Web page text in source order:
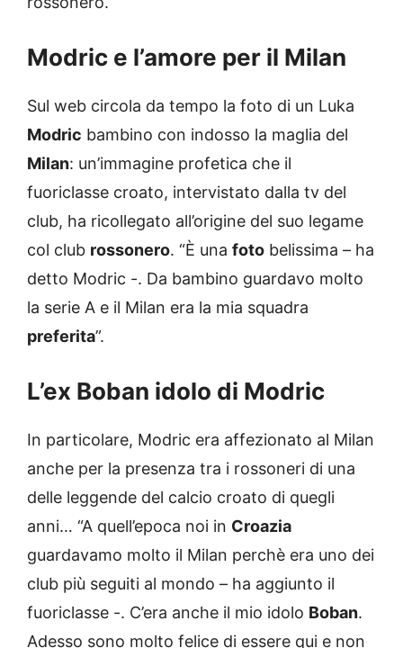
Modric e l’amore per il Milan
Sul web circola da tempo la foto di un Luka
Modric bambino con indosso la maglia del
Milan: un’immagine profetica che il
fuoriclasse croato, intervistato dalla tv del
club, ha ricollegato all’origine del suo legame
col club rossonero. “È una foto belissima – ha
detto Modric -. Da bambino guardavo molto
la serie A e il Milan era la mia squadra
preferita”.
L’ex Boban idolo di Modric
In particolare, Modric era affezionato al Milan
anche per la presenza tra i rossoneri di una
delle leggende del calcio croato di quegli
anni… “A quell’epoca noi in Croazia
guardavamo molto il Milan perchè era uno dei
club più seguiti al mondo – ha aggiunto il
fuoriclasse -. C’era anche il mio idolo Boban.
Adesso sono molto felice di essere qui e non